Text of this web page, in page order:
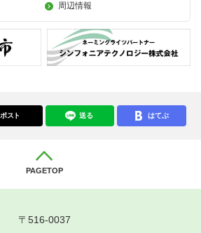
周辺情報
ポスト 送る はてぶ
PAGETOP
〒516-0037